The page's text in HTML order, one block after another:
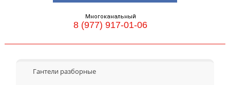
Многоканальный
8 (977) 917-01-06
Гантели разборные